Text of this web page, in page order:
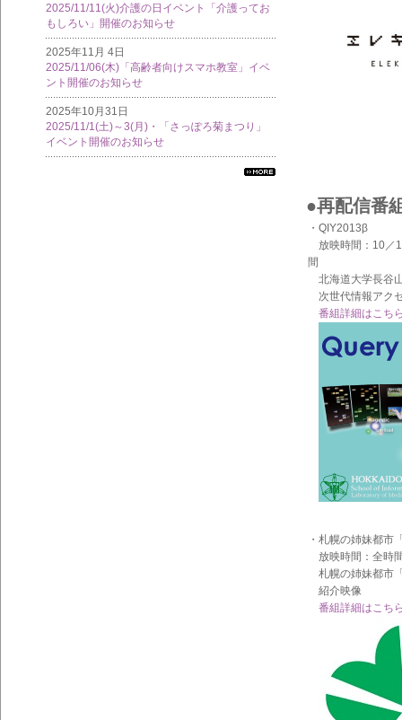
2025/11/11(火)介護の日イベント「介護ってお
もしろい」開催のお知らせ
2025年11月 4日
2025/11/06(木)「高齢者向けスマホ教室」イベ
ント開催のお知らせ
2025年10月31日
2025/11/1(土)～3(月)・「さっぽろ菊まつり」
イベント開催のお知らせ
●再配信番
・QIY2013β
放映時間：10／
間
北海道大学長谷
次世代情報アク
番組詳細はこち
・札幌の姉妹都市
放映時間：全時
札幌の姉妹都市
紹介映像
番組詳細はこち